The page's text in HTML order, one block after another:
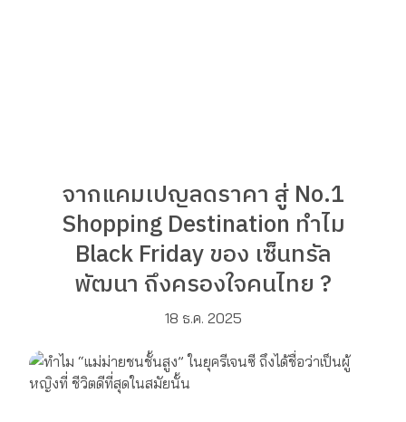
จากแคมเปญลดราคา สู่ No.1
Shopping Destination ทำไม
Black Friday ของ เซ็นทรัล
พัฒนา ถึงครองใจคนไทย ?
18 ธ.ค. 2025